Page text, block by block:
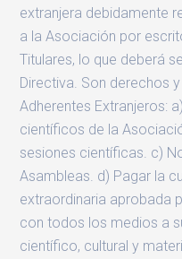
extranjera debidamente
a la Asociación por
Titulares, lo que deberá
Directiva. Son derechos
Adherentes Extranjeros:
científicos de la
sesiones científicas. c)
Asambleas. d) Pagar la
extraordinaria aprobada
con todos los medios a
científico, cultural y